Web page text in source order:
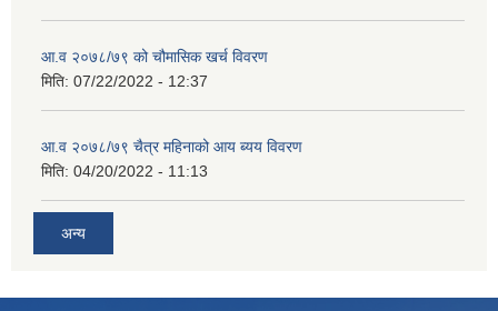
आ.व २०७८/७९ को चौमासिक खर्च विवरण
मिति: 07/22/2022 - 12:37
आ.व २०७८/७९ चैत्र महिनाको आय ब्यय विवरण
मिति: 04/20/2022 - 11:13
अन्य